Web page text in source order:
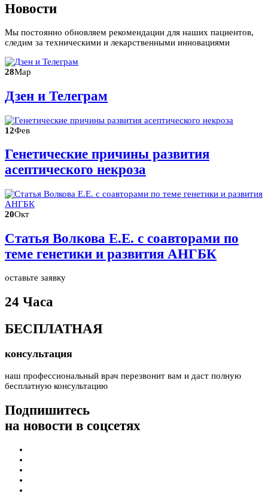
Новости
Мы постоянно обновляем рекомендации для наших пациентов,
следим за техническими и лекарственными инновациями
28Мар
Дзен и Телеграм
12Фев
Генетические причины развития
асептического некроза
20Окт
Статья Волкова Е.Е. с соавторами по
теме генетики и развития АНГБК
оставьте заявку
24 Часа
БЕСПЛАТНАЯ
консультация
наш профессиональный врач перезвонит вам и даст полную
бесплатную консультацию
Подпишитесь
на новости в соцсетях